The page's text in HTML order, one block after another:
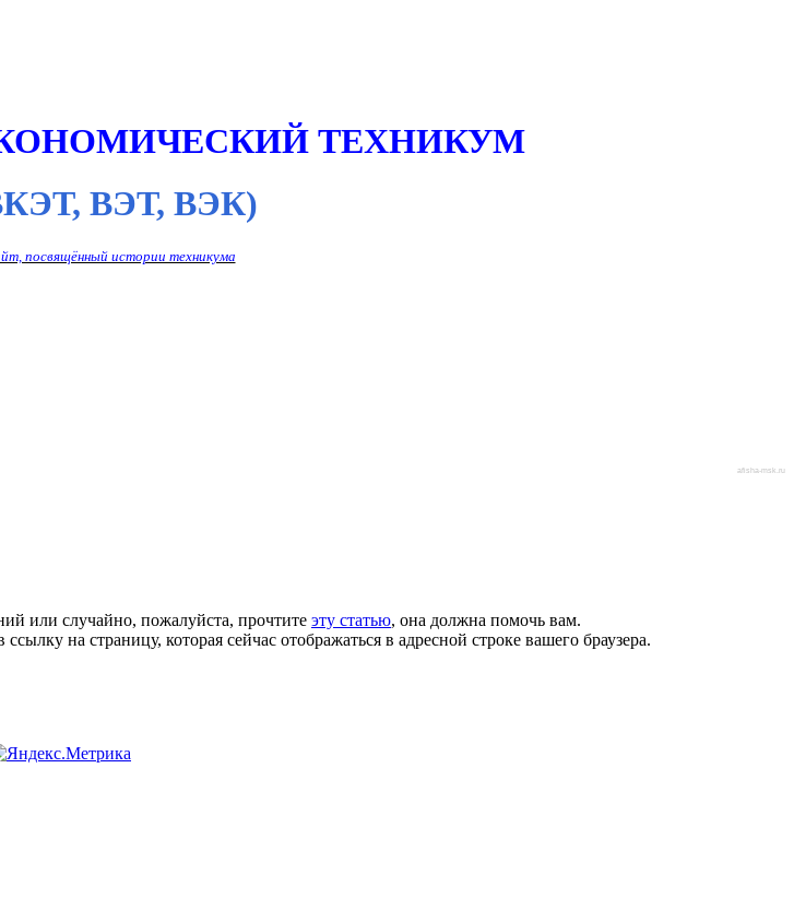
ТЕХНИКУМ
ВЭТ, ВЭК)
посвящённый истории техникума
afisha-msk.ru
или случайно, пожалуйста, прочтите эту статью, она должна помочь вам.
на страницу, которая сейчас отображаться в адресной строке вашего браузера.